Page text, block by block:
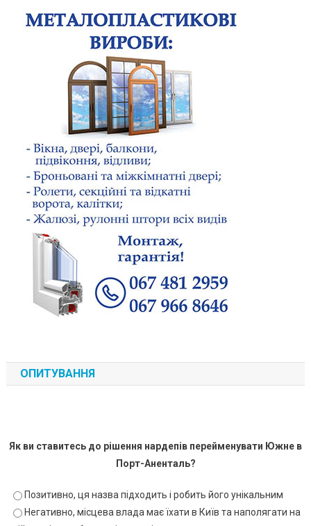
ОПИТУВАННЯ
Як ви ставитесь до рішення нардепів перейменувати Южне в
Порт-Аненталь?
Позитивно, ця назва підходить і робить його унікальним
Негативно, місцева влада має їхати в Київ та наполягати на